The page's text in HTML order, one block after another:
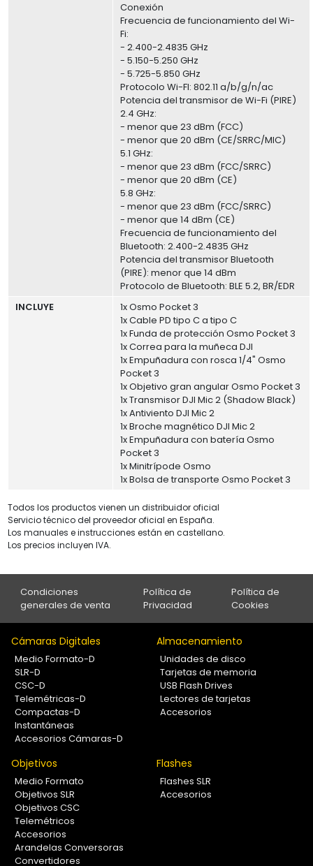
Conexión
Frecuencia de funcionamiento del Wi-
Fi:
- 2.400-2.4835 GHz
- 5.150-5.250 GHz
- 5.725-5.850 GHz
Protocolo Wi-FI: 802.11 a/b/g/n/ac
Potencia del transmisor de Wi-Fi (PIRE)
2.4 GHz:
- menor que 23 dBm (FCC)
- menor que 20 dBm (CE/SRRC/MIC)
5.1 GHz:
- menor que 23 dBm (FCC/SRRC)
- menor que 20 dBm (CE)
5.8 GHz:
- menor que 23 dBm (FCC/SRRC)
- menor que 14 dBm (CE)
Frecuencia de funcionamiento del
Bluetooth: 2.400-2.4835 GHz
Potencia del transmisor Bluetooth
(PIRE): menor que 14 dBm
Protocolo de Bluetooth: BLE 5.2, BR/EDR
INCLUYE
1x Osmo Pocket 3
1x Cable PD tipo C a tipo C
1x Funda de protección Osmo Pocket 3
1x Correa para la muñeca DJI
1x Empuñadura con rosca 1/4" Osmo
Pocket 3
1x Objetivo gran angular Osmo Pocket 3
1x Transmisor DJI Mic 2 (Shadow Black)
1x Antiviento DJI Mic 2
1x Broche magnético DJI Mic 2
1x Empuñadura con batería Osmo
Pocket 3
1x Minitrípode Osmo
1x Bolsa de transporte Osmo Pocket 3
Todos los productos vienen un distribuidor oficial
Servicio técnico del proveedor oficial en España.
Los manuales e instrucciones están en castellano.
Los precios incluyen IVA.
Condiciones
generales de venta
Política de
Privacidad
Política de
Cookies
Cámaras Digitales
Medio Formato-D
SLR-D
CSC-D
Telemétricas-D
Compactas-D
Instantáneas
Accesorios Cámaras-D
Almacenamiento
Unidades de disco
Tarjetas de memoria
USB Flash Drives
Lectores de tarjetas
Accesorios
Objetivos
Medio Formato
Objetivos SLR
Objetivos CSC
Telemétricos
Accesorios
Arandelas Conversoras
Convertidores
Flashes
Flashes SLR
Accesorios